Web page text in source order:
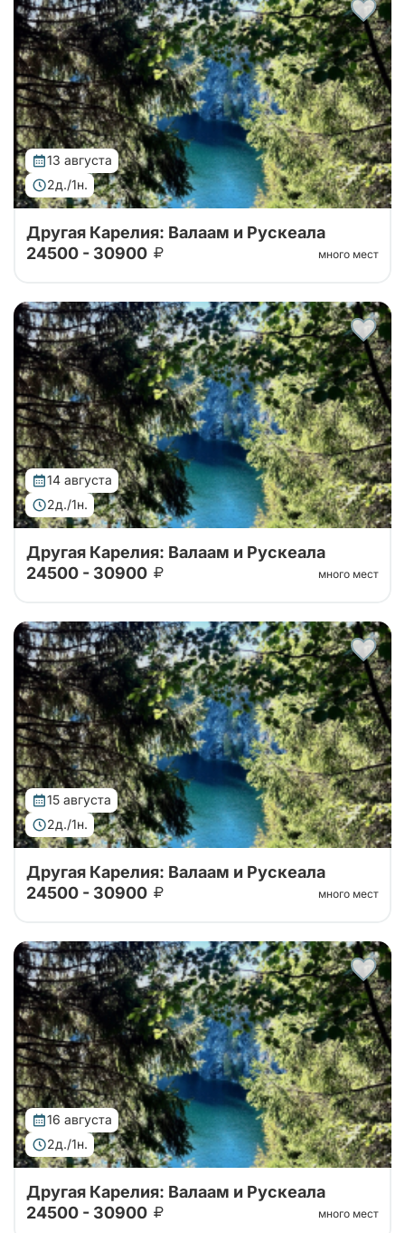
Тур от наших проверенных партнеров. Путешествие
на Валаам, в горный парк Рускеала, к водопадам
Ахвенкоски. Ретропоезд, карельское чаепитие за 2
дня на автобусе.
13 августа
2д./1н.
Тур от наших проверенных партнеров. Путешествие
на Валаам, в горный парк Рускеала, к водопадам
Ахвенкоски. Ретропоезд, карельское чаепитие за 2
дня на автобусе.
Другая Карелия: Валаам и Рускеала
24500 - 30900
много мест
14 августа
2д./1н.
Тур от наших проверенных партнеров. Путешествие
на Валаам, в горный парк Рускеала, к водопадам
Ахвенкоски. Ретропоезд, карельское чаепитие за 2
дня на автобусе.
Другая Карелия: Валаам и Рускеала
24500 - 30900
много мест
15 августа
2д./1н.
Тур от наших проверенных партнеров. Путешествие
на Валаам, в горный парк Рускеала, к водопадам
Ахвенкоски. Ретропоезд, карельское чаепитие за 2
дня на автобусе.
Другая Карелия: Валаам и Рускеала
24500 - 30900
много мест
16 августа
2д./1н.
Другая Карелия: Валаам и Рускеала
24500 - 30900
много мест